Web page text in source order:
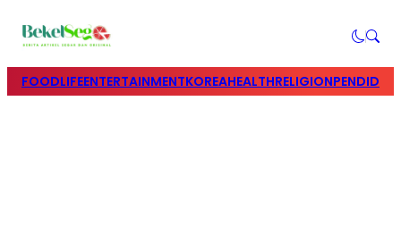
FOODLIFEENTERTAINMENTKOREAHEALTHRELIGION